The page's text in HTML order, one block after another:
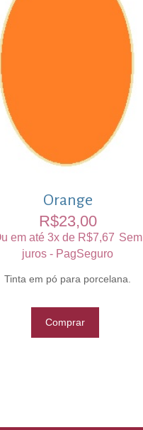
Orange
R$23,00
em até 3x de R$7,67 Sem
juros - PagSeguro
Tinta em pó para porcelana.
Comprar